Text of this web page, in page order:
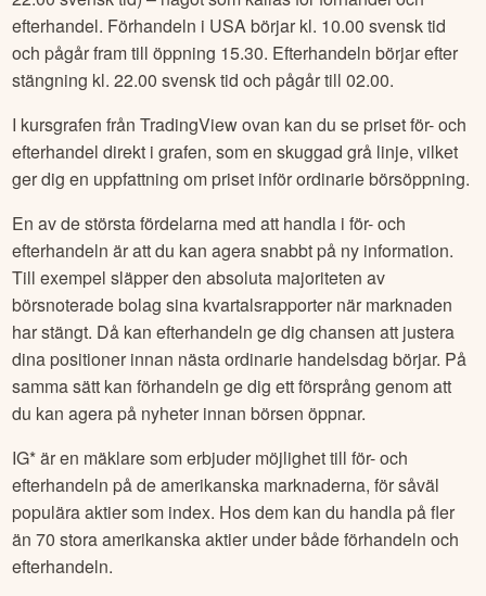
efterhandel. Förhandeln i USA börjar kl. 10.00 svensk tid
och pågår fram till öppning 15.30. Efterhandeln börjar efter
stängning kl. 22.00 svensk tid och pågår till 02.00.
I kursgrafen från TradingView ovan kan du se priset för- och
efterhandel direkt i grafen, som en skuggad grå linje, vilket
ger dig en uppfattning om priset inför ordinarie börsöppning.
En av de största fördelarna med att handla i för- och
efterhandeln är att du kan agera snabbt på ny information.
Till exempel släpper den absoluta majoriteten av
börsnoterade bolag sina kvartalsrapporter när marknaden
har stängt. Då kan efterhandeln ge dig chansen att justera
dina positioner innan nästa ordinarie handelsdag börjar. På
samma sätt kan förhandeln ge dig ett försprång genom att
du kan agera på nyheter innan börsen öppnar.
IG* är en mäklare som erbjuder möjlighet till för- och
efterhandeln på de amerikanska marknaderna, för såväl
populära aktier som index. Hos dem kan du handla på fler
än 70 stora amerikanska aktier under både förhandeln och
efterhandeln.